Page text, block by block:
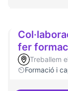
fer
Treballem
Formació i